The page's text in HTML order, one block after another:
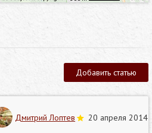
Добавить статью
Дмитрий Лоптев 20 апреля 2014